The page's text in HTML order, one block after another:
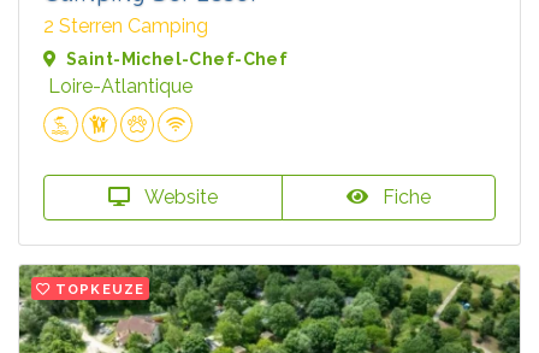
2 Sterren Camping
Saint-Michel-Chef-Chef
Loire-Atlantique
Website Fiche
TOPKEUZE